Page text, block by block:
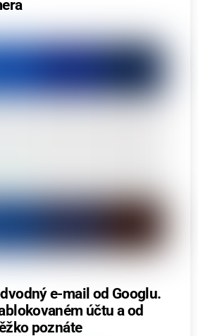
e-mail od Googlu.
účtu a od
poznáte